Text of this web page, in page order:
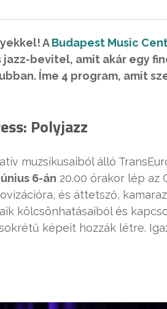
ABudapest Music
bevitel, amit akár egy
Íme 4 program, amit
Polyjazz
muzsikusaiból álló
6-án 20.00 órakor lép az
és áttetsző,
kölcsönhatásaiból és
képeit hozzák létre.